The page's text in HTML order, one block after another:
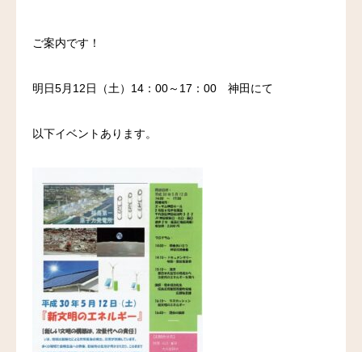
ご案内です！
明日5月12日（土）14：00～17：00 神田にて
以下イベントあります。